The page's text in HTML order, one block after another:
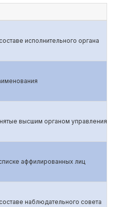
исполнительного органа
высшим органом управления
аффилированных лиц
наблюдательного совета